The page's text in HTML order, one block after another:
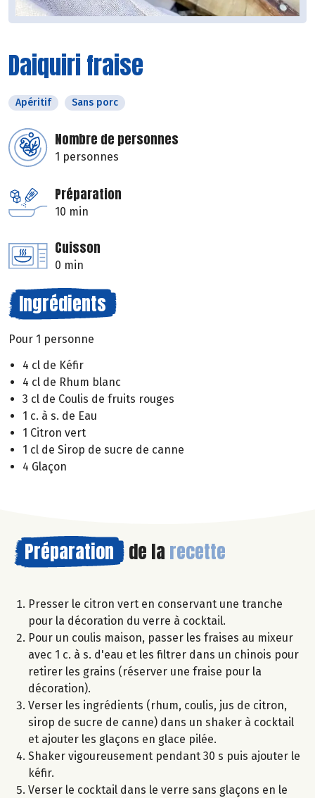
Daiquiri fraise
Apéritif Sans porc
Nombre de personnes
1 personnes
Préparation
10 min
Cuisson
0 min
Ingrédients
Pour 1 personne
4 cl de Kéfir
4 cl de Rhum blanc
3 cl de Coulis de fruits rouges
1 c. à s. de Eau
1 Citron vert
1 cl de Sirop de sucre de canne
4 Glaçon
Préparation de la recette
Presser le citron vert en conservant une tranche
pour la décoration du verre à cocktail.
Pour un coulis maison, passer les fraises au mixeur
avec 1 c. à s. d'eau et les filtrer dans un chinois pour
retirer les grains (réserver une fraise pour la
décoration).
Verser les ingrédients (rhum, coulis, jus de citron,
sirop de sucre de canne) dans un shaker à cocktail
et ajouter les glaçons en glace pilée.
Shaker vigoureusement pendant 30 s puis ajouter le
kéfir.
Verser le cocktail dans le verre sans glaçons en le